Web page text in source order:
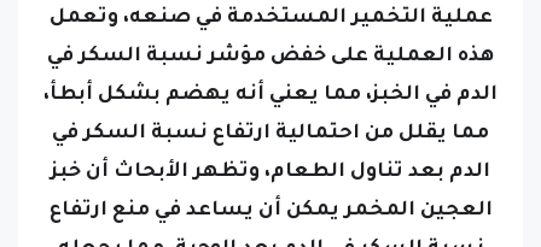
عملية التخمير المستخدمة في صنعه، وتعمل
هذه العملية على خفض مؤشر نسبة السكر في
الدم في الخبز، مما يعني أنه يهضم بشكل أبطأ،
مما يقلل من احتمالية ارتفاع نسبة السكر في
الدم بعد تناول الطعام، وتظهر الأبحاث أن خبز
العجين المخمر يمكن أن يساعد في منع ارتفاع